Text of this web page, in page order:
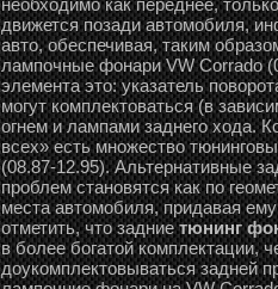
необходимо как переднее,
движется позади автомобиля,
авто, обеспечивая, таким
лампочные фонари VW Corrado
элемента это: указатель
могут комплектоваться (в
огнем и лампами заднего хода.
всех» есть множество
(08.87-12.95). Альтернативные
проблем становятся как по
места автомобиля, придавая
отметить, что задниетюнинг
в более богатой комплектации,
доукомплектовываться задней